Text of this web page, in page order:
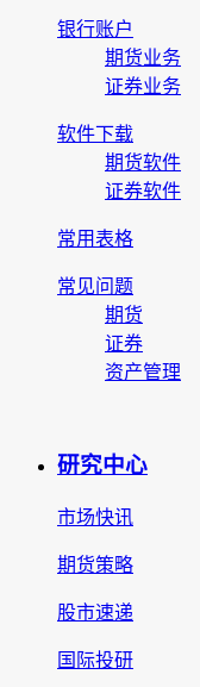
银行账户
期货业务
证券业务
软件下载
期货软件
证券软件
常用表格
常见问题
期货
证券
资产管理
研究中心
市场快讯
期货策略
股市速递
国际投研